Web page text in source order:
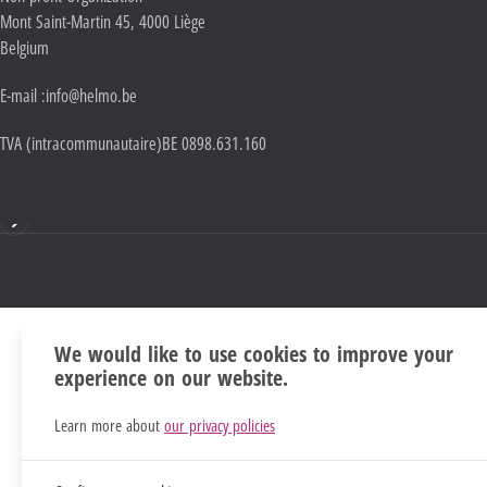
Mont Saint-Martin 45, 4000 Liège
Belgium
E-mail :info@helmo.be
TVA (intracommunautaire)BE 0898.631.160
We would like to use cookies to improve your
experience on our website.
Learn more about our privacy policies